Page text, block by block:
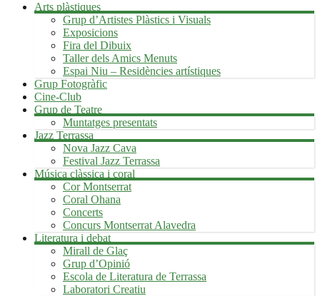
Arts plàstiques
Grup d’Artistes Plàstics i Visuals
Exposicions
Fira del Dibuix
Taller dels Amics Menuts
Espai Niu – Residències artístiques
Grup Fotogràfic
Cine-Club
Grup de Teatre
Muntatges presentats
Jazz Terrassa
Nova Jazz Cava
Festival Jazz Terrassa
Música clàssica i coral
Cor Montserrat
Coral Ohana
Concerts
Concurs Montserrat Alavedra
Literatura i debat
Mirall de Glaç
Grup d’Opinió
Escola de Literatura de Terrassa
Laboratori Creatiu